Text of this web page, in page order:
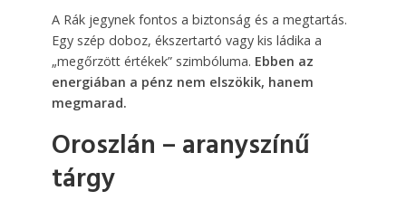
A Rák jegynek fontos a biztonság és a megtartás.
Egy szép doboz, ékszertartó vagy kis ládika a
„megőrzött értékek” szimbóluma. Ebben az
energiában a pénz nem elszökik, hanem
megmarad.
Oroszlán – aranyszínű
tárgy